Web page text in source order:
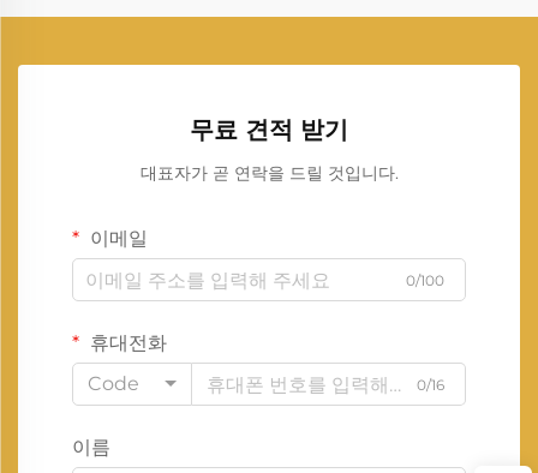
무료 견적 받기
대표자가 곧 연락을 드릴 것입니다.
이메일
0/100
휴대전화
Code
0/16
이름